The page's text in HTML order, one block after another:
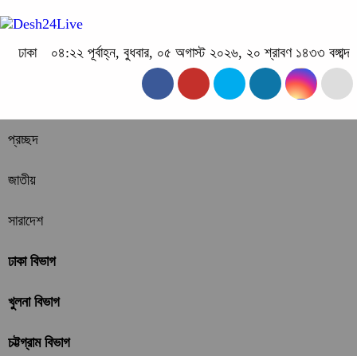
ঢাকা ০৪:২২ পূর্বাহ্ন, বুধবার, ০৫ অগাস্ট ২০২৬, ২০ শ্রাবণ ১৪৩৩ বঙ্গাব্দ
প্রচ্ছদ
জাতীয়
সারাদেশ
ঢাকা বিভাগ
খুলনা বিভাগ
চট্টগ্রাম বিভাগ